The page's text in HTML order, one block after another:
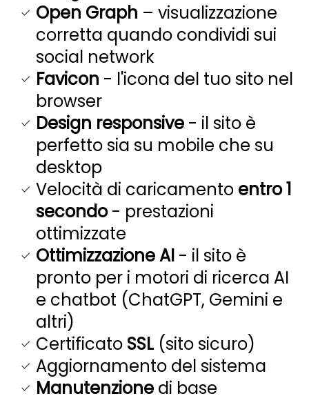
Open Graph – visualizzazione
corretta quando condividi sui
social network
Favicon - l'icona del tuo sito nel
browser
Design responsive - il sito è
perfetto sia su mobile che su
desktop
Velocità di caricamento entro 1
secondo- prestazioni
ottimizzate
Ottimizzazione AI - il sito è
pronto per i motori di ricerca AI
e chatbot (ChatGPT, Gemini e
altri)
Certificato SSL (sito sicuro)
Aggiornamento del sistema
Manutenzione di base